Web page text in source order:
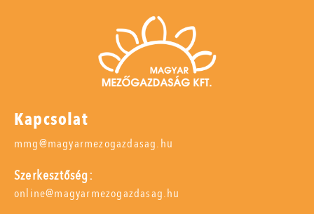
Kapcsolat
mmg@magyarmezogazdasag.hu
Szerkesztőség:
online@magyarmezogazdasag.hu